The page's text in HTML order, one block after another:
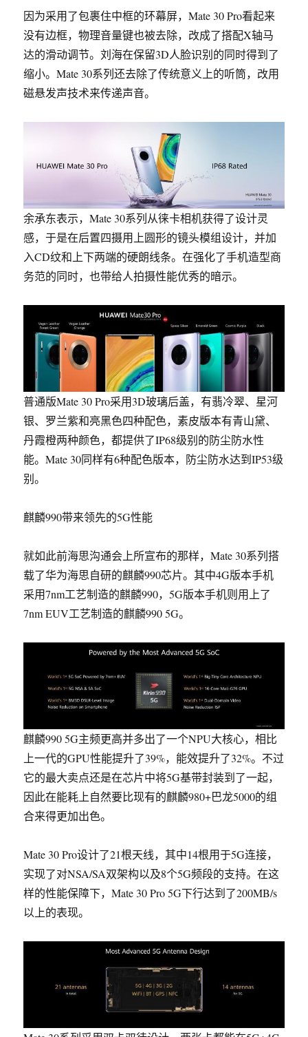
因为采用了包裹住中框的环幕屏，Mate 30 Pro看起来
没有边框，物理音量键也被去除，改成了搭配X轴马
达的滑动调节。刘海在保留3D人脸识别的同时得到了
缩小。Mate 30系列还去除了传统意义上的听筒，改用
磁悬发声技术来传递声音。
余承东表示，Mate 30系列从徕卡相机获得了设计灵
感，于是在后置四摄用上圆形的镜头模组设计，并加
入CD纹和上下两端的硬朗线条。在强化了手机造型商
务范的同时，也带给人拍摄性能优秀的暗示。
普通版Mate 30 Pro采用3D玻璃后盖，有翡冷翠、星河
银、罗兰紫和亮黑色四种配色，素皮版本有青山黛、
丹霞橙两种颜色，都提供了IP68级别的防尘防水性
能。Mate 30同样有6种配色版本，防尘防水达到IP53级
别。
麒麟990带来领先的5G性能
就如此前海思沟通会上所宣布的那样，Mate 30系列搭
载了华为海思自研的麒麟990芯片。其中4G版本手机
采用7nm工艺制造的麒麟990，5G版本手机则用上了
7nm EUV工艺制造的麒麟990 5G。
麒麟990 5G主频更高并多出了一个NPU大核心，相比
上一代的GPU性能提升了39%，能效提升了32%。不过
它的最大卖点还是在芯片中将5G基带封装到了一起，
因此在能耗上自然要比现有的麒麟980+巴龙5000的组
合来得更加出色。
Mate 30 Pro设计了21根天线，其中14根用于5G连接，
实现了对NSA/SA双架构以及8个5G频段的支持。在这
样的性能保障下，Mate 30 Pro 5G下行达到了200MB/s
以上的表现。